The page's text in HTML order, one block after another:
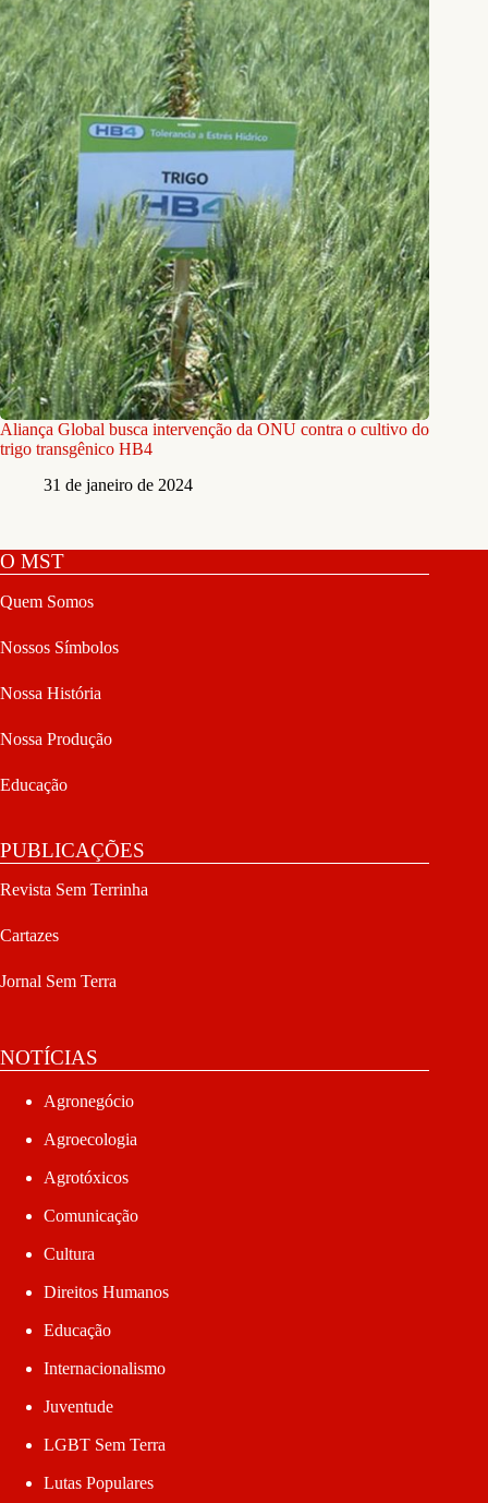
Aliança Global busca intervenção da ONU contra o cultivo do
trigo transgênico HB4
31 de janeiro de 2024
O MST
Quem Somos
Nossos Símbolos
Nossa História
Nossa Produção
Educação
PUBLICAÇÕES
Revista Sem Terrinha
Cartazes
Jornal Sem Terra
NOTÍCIAS
Agronegócio
Agroecologia
Agrotóxicos
Comunicação
Cultura
Direitos Humanos
Educação
Internacionalismo
Juventude
LGBT Sem Terra
Lutas Populares